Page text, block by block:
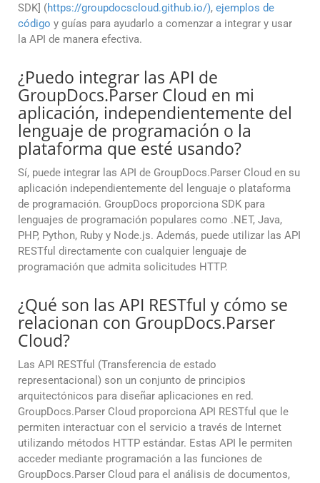
SDK] (https://groupdocscloud.github.io/), ejemplos de
código y guías para ayudarlo a comenzar a integrar y usar
la API de manera efectiva.
¿Puedo integrar las API de
GroupDocs.Parser Cloud en mi
aplicación, independientemente del
lenguaje de programación o la
plataforma que esté usando?
Sí, puede integrar las API de GroupDocs.Parser Cloud en su
aplicación independientemente del lenguaje o plataforma
de programación. GroupDocs proporciona SDK para
lenguajes de programación populares como .NET, Java,
PHP, Python, Ruby y Node.js. Además, puede utilizar las API
RESTful directamente con cualquier lenguaje de
programación que admita solicitudes HTTP.
¿Qué son las API RESTful y cómo se
relacionan con GroupDocs.Parser
Cloud?
Las API RESTful (Transferencia de estado
representacional) son un conjunto de principios
arquitectónicos para diseñar aplicaciones en red.
GroupDocs.Parser Cloud proporciona API RESTful que le
permiten interactuar con el servicio a través de Internet
utilizando métodos HTTP estándar. Estas API le permiten
acceder mediante programación a las funciones de
GroupDocs.Parser Cloud para el análisis de documentos,